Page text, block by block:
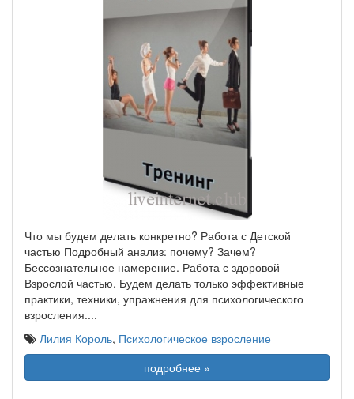
Что мы будем делать конкретно? Работа с Детской
частью Подробный анализ: почему? Зачем?
Бессознательное намерение. Работа с здоровой
Взрослой частью. Будем делать только эффективные
практики, техники, упражнения для психологического
взросления....
Лилия Король, Психологическое взросление
подробнее »